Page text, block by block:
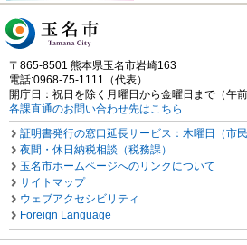
〒865-8501 熊本県玉名市岩崎163
電話:0968-75-1111（代表）
開庁日：祝日を除く月曜日から金曜日まで（午
各課直通のお問い合わせ先はこちら
証明書発行の窓口延長サービス：木曜日（市民
夜間・休日納税相談（税務課）
玉名市ホームページへのリンクについて
サイトマップ
ウェブアクセシビリティ
Foreign Language